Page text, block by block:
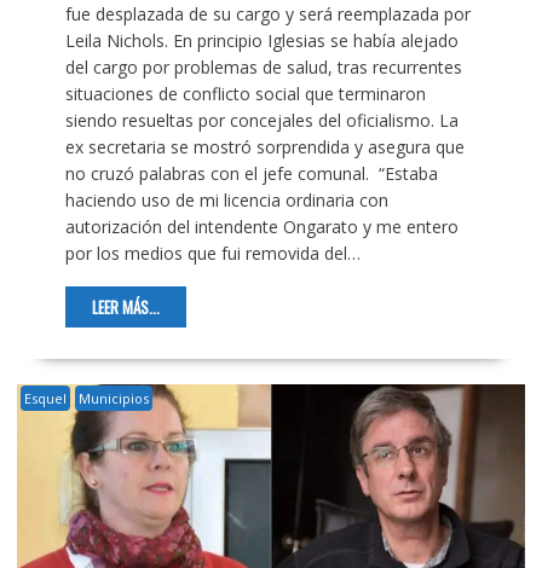
fue desplazada de su cargo y será reemplazada por
Leila Nichols. En principio Iglesias se había alejado
del cargo por problemas de salud, tras recurrentes
situaciones de conflicto social que terminaron
siendo resueltas por concejales del oficialismo. La
ex secretaria se mostró sorprendida y asegura que
no cruzó palabras con el jefe comunal. “Estaba
haciendo uso de mi licencia ordinaria con
autorización del intendente Ongarato y me entero
por los medios que fui removida del…
LEER MÁS...
Esquel Municipios